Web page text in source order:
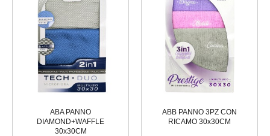
ABA PANNO
DIAMOND+WAFFLE
30x30CM
ABB PANNO 3PZ CON
RICAMO 30x30CM